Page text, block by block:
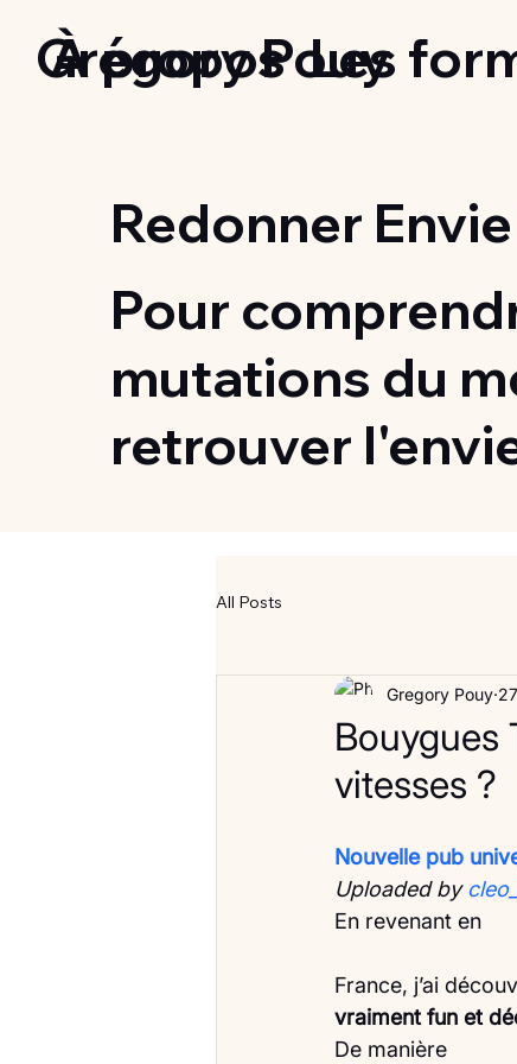
Grégory Pouy
À propos Les
Redonner
Pour
mutations du
retrouver
All Posts
Bouygues
vitesses ?
Gregory Pouy
Nouvelle pub
Uploaded by
En revenant en
France, j’ai
vraiment fun et
De manière